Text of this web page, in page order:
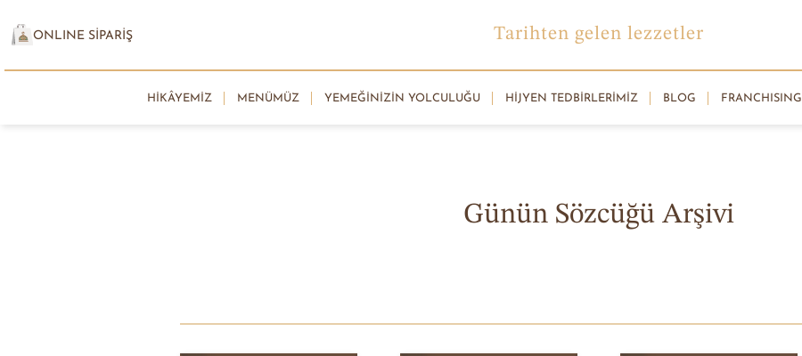
ONLINE SİPARİŞ Tarihten gelen lezzetler
HIKÂYEMIZ MENÜMÜZ YEMEĞINIZIN YOLCULUĞU HIJYEN TEDBIRLERIMIZ BLOG FRANCHISING
Günün Sözcüğü Arşivi